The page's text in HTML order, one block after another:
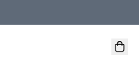
地送貨、本地取貨 )